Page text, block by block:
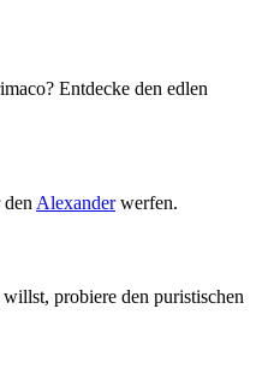
Entdecke den edlen
den Alexanderwerfen.
probiere den puristischen